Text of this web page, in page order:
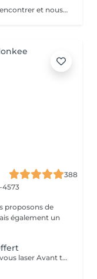
La séance de test est offerte, venez nous rencontrer et nous vous ferons un devis pour les zones concernées.
388
4573
proposons de
également un
Consultation obligatoire avant un rendez vous laser Avant tout traitement, nous vous proposons gratuitement un rendez-vous d'information afin de vous apporter toutes les explications utiles et évaluer vos besoins spécifiques. Un flash test est effectué et un devis personnalisé vous est proposé.